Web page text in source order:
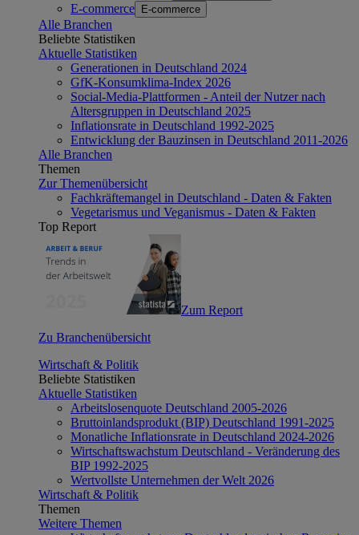
E-commerce E-commerce
Alle Branchen
Beliebte Statistiken
Aktuelle Statistiken
Generationen in Deutschland 2024
GfK-Konsumklima-Index 2026
Social-Media-Plattformen - Anteil der Nutzer nach
Altersgruppen in Deutschland 2025
Inflationsrate in Deutschland 1992-2025
Entwicklung der Bauzinsen in Deutschland 2011-2026
Alle Branchen
Themen
Zur Themenübersicht
Fachkräftemangel in Deutschland - Daten & Fakten
Vegetarismus und Veganismus - Daten & Fakten
Top Report
Zum Report
Zu Branchenübersicht
Wirtschaft & Politik
Beliebte Statistiken
Aktuelle Statistiken
Arbeitslosenquote Deutschland 2005-2026
Bruttoinlandsprodukt (BIP) Deutschland 1991-2025
Monatliche Inflationsrate in Deutschland 2024-2026
Wirtschaftswachstum Deutschland - Veränderung des
BIP 1992-2025
Wertvollste Unternehmen der Welt 2026
Wirtschaft & Politik
Themen
Weitere Themen